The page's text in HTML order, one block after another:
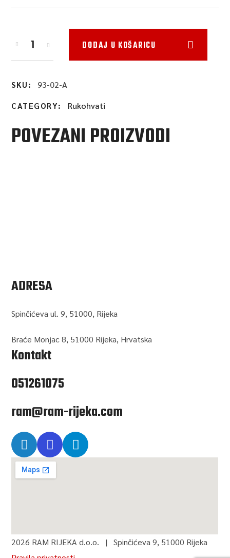
DODAJ U KOŠARICU
SKU: 93-02-A
CATEGORY: Rukohvati
POVEZANI PROIZVODI
ADRESA
Spinčićeva ul. 9, 51000, Rijeka
Braće Monjac 8, 51000 Rijeka, Hrvatska
Kontakt
051261075
ram@ram-rijeka.com
2026 RAM RIJEKA d.o.o. | Spinčićeva 9, 51000 Rijeka